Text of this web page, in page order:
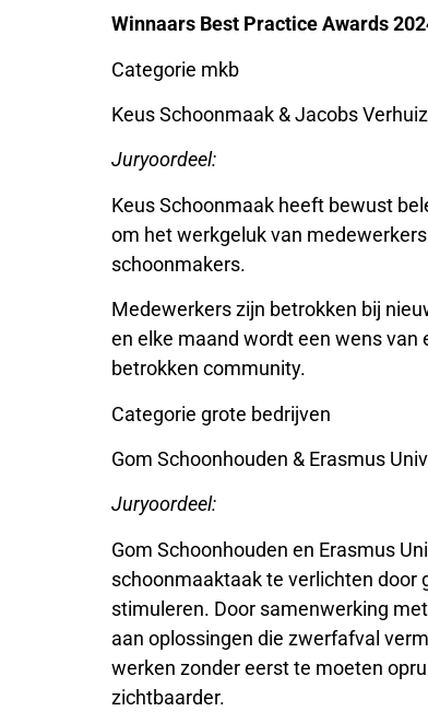
Winnaars Best Practice Awards
Categorie mkb
Keus Schoonmaak & Jacobs
Juryoordeel:
Keus Schoonmaak heeft bewust
om het werkgeluk van
schoonmakers.
Medewerkers zijn betrokken bij
en elke maand wordt een wens
betrokken community.
Categorie grote bedrijven
Gom Schoonhouden & Erasmus
Juryoordeel:
Gom Schoonhouden en Erasmus
schoonmaaktaak te verlichten door
stimuleren. Door samenwerking
aan oplossingen die zwerfafval
werken zonder eerst te moeten
zichtbaarder.